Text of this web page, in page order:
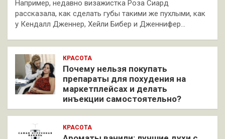
Например, недавно визажистка Роза Сиард
рассказала, как сделать губы такими же пухлыми, как
у Кендалл Дженнер, Хейли Бибер и Дженнифер…
КРАСОТА
Почему нельзя покупать
препараты для похудения на
маркетплейсах и делать
инъекции самостоятельно?
КРАСОТА